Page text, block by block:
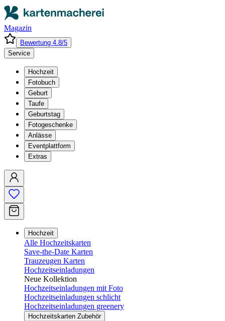
Magazin
Bewertung 4.8/5
Service
Hochzeit
Fotobuch
Geburt
Taufe
Geburtstag
Fotogeschenke
Anlässe
Eventplattform
Extras
Hochzeit
Alle Hochzeitskarten
Save-the-Date Karten
Trauzeugen Karten
Hochzeitseinladungen
Neue Kollektion
Hochzeitseinladungen mit Foto
Hochzeitseinladungen schlicht
Hochzeitseinladungen greenery
Hochzeitskarten Zubehör